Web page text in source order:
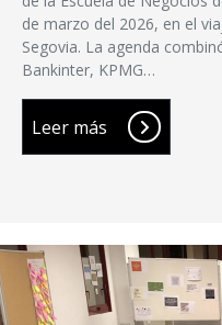
de marzo del 2026, en el
Segovia. La agenda
Bankinter, KPMG…
Leer más